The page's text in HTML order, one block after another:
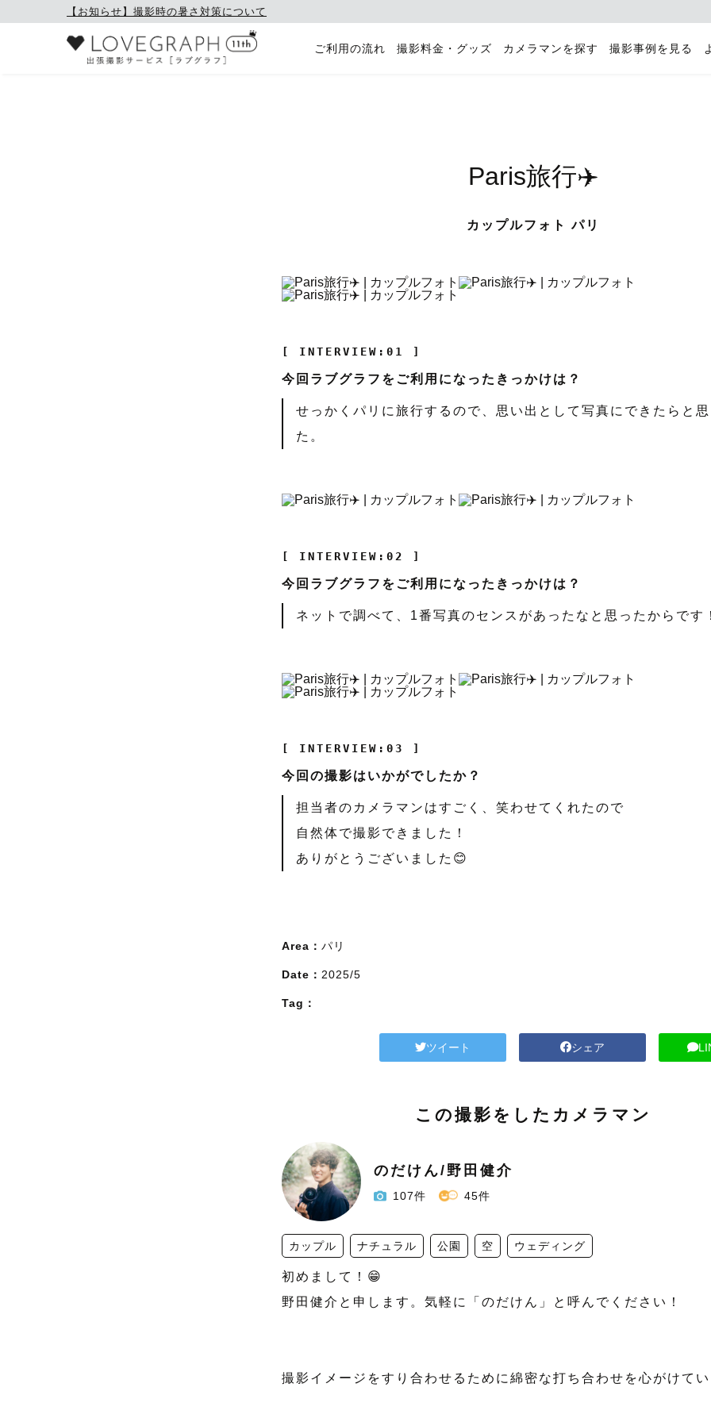
【お知らせ】撮影時の暑さ対策について
ご利用の流れ 撮影料金・グッズ カメラマンを探す 撮影事例を見る
Paris旅行✈️
カップルフォト パリ
[ INTERVIEW:01 ]
今回ラブグラフをご利用になったきっかけは？
せっかくパリに旅行するので、思い出として写真にできたらと
た。
[ INTERVIEW:02 ]
今回ラブグラフをご利用になったきっかけは？
ネットで調べて、1番写真のセンスがあったなと思ったからです
[ INTERVIEW:03 ]
今回の撮影はいかがでしたか？
担当者のカメラマンはすごく、笑わせてくれたので
自然体で撮影できました！
ありがとうございました😊
Area： パリ
Date： 2025/5
Tag：
ツイート シェア
この撮影をしたカメラマン
のだけん/野田健介
107件 45件
カップル ナチュラル 公園 空 ウェディング
初めまして！😁
野田健介と申します。気軽に「のだけん」と呼んでください！
撮影イメージをすり合わせるために綿密な打ち合わせを心がけて